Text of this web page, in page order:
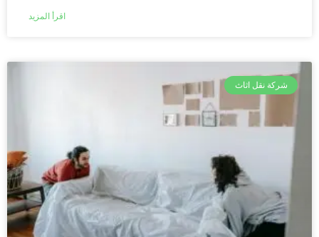
اقرأ المزيد
شركة نقل اثاث